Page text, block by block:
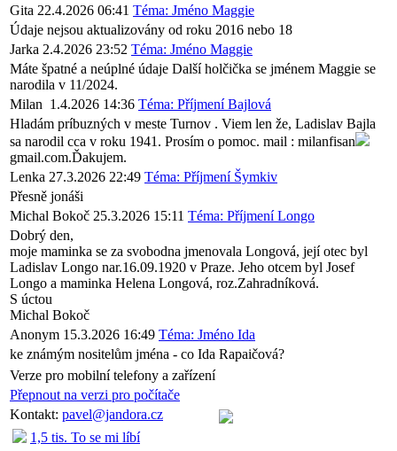
Gita 22.4.2026 06:41 Téma: Jméno Maggie
Údaje nejsou aktualizovány od roku 2016 nebo 18
Jarka 2.4.2026 23:52 Téma: Jméno Maggie
Máte špatné a neúplné údaje Další holčička se jménem Maggie se
narodila v 11/2024.
Milan 1.4.2026 14:36 Téma: Příjmení Bajlová
Hladám príbuzných v meste Turnov . Viem len že, Ladislav Bajla
sa narodil cca v roku 1941. Prosím o pomoc. mail : milanfisan
gmail.com.Ďakujem.
Lenka 27.3.2026 22:49 Téma: Příjmení Šymkiv
Přesně jonáši
Michal Bokoč 25.3.2026 15:11 Téma: Příjmení Longo
Dobrý den,
moje maminka se za svobodna jmenovala Longová, její otec byl
Ladislav Longo nar.16.09.1920 v Praze. Jeho otcem byl Josef
Longo a maminka Helena Longová, roz.Zahradníková.
S úctou
Michal Bokoč
Anonym 15.3.2026 16:49 Téma: Jméno Ida
ke známým nositelům jména - co Ida Rapaičová?
Verze pro mobilní telefony a zařízení
Přepnout na verzi pro počítače
Kontakt: pavel@jandora.cz
1,5 tis. To se mi líbí